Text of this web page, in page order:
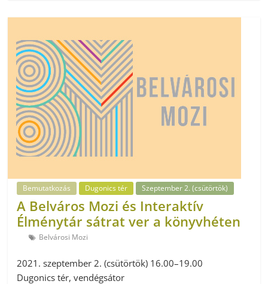
Bemutatkozás Dugonics tér Szeptember 2. (csütörtök)
A Belváros Mozi és Interaktív
Élménytár sátrat ver a könyvhéten
Belvárosi Mozi
2021. szeptember 2. (csütörtök) 16.00–19.00
Dugonics tér, vendégsátor